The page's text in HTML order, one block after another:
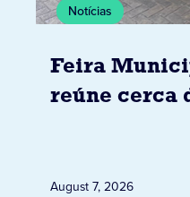
Notícias
Feira
reúne cerca
August 7, 2026